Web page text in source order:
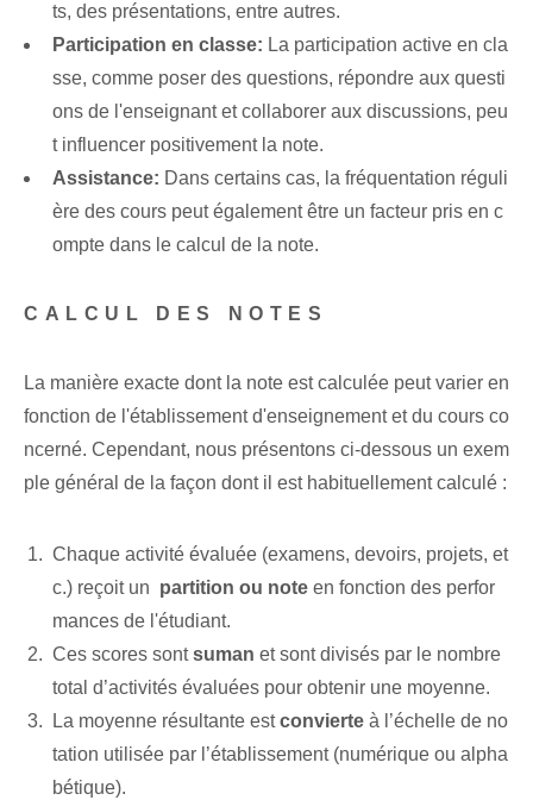
ts, des présentations, entre autres.
Participation en classe: La participation active en cla
sse, comme poser des questions, répondre aux questi
ons de l'enseignant et collaborer aux discussions, peu
t influencer positivement la note.
Assistance: Dans certains cas, la fréquentation réguli
ère des cours peut également être un facteur pris en c
ompte dans le calcul de la note.
CALCUL DES NOTES
La manière exacte dont la note est calculée peut varier en
fonction de l'établissement d'enseignement et du cours co
ncerné. Cependant, nous ‌présentons‌ ci-dessous un ⁣exem
ple général de la façon dont il est habituellement calculé :
Chaque activité évaluée (examens, devoirs, projets, et
c.) ‍reçoit un ‌ partition ou note en fonction des perfor
mances de l'étudiant.
Ces scores sont⁢suman et sont divisés par le nombre
total d’activités évaluées pour obtenir une moyenne.
La moyenne⁢ résultante estconvierte à l’échelle de no
tation utilisée par l’établissement (numérique ou alpha
bétique).